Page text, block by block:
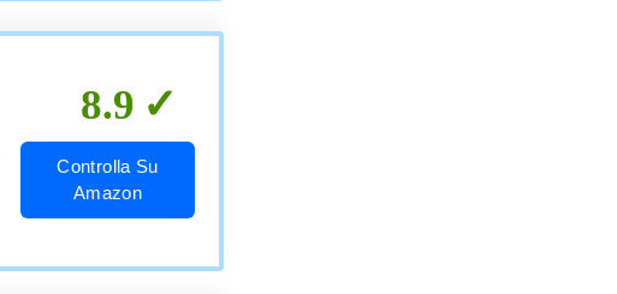
8.9
Controlla Su
Amazon